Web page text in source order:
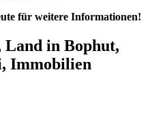
für weitere Informationen!
Land in Bophut,
Immobilien